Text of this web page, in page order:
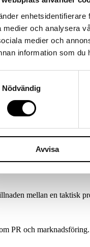
medier och analysera
medier och
information som
Nödvändig
Avvisa
snabbt
och entreprenörskap
marknads- och
magkänsla och
mellan en taktisk
PR och